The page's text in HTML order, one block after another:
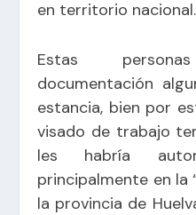
en territorio nacional.
Estas
documentación
estancia, bien por
visado de trabajo
les habría
principalmente en la
la provincia de